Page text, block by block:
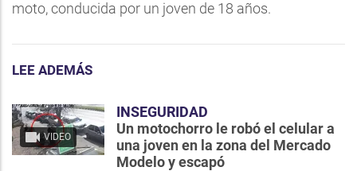
moto, conducida por un joven de 18 años.
LEE ADEMÁS
VIDEO
INSEGURIDAD
Un motochorro le robó el celular a
una joven en la zona del Mercado
Modelo y escapó